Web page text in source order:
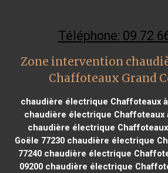
Téléphone: 09 72
Zone intervention
Chaffoteaux Grand
chaudière électrique Chaffoteaux
chaudière électrique Chaffoteaux
chaudière électrique
Goële 77230 chaudière électrique
77240 chaudière électrique
09200chaudière électrique